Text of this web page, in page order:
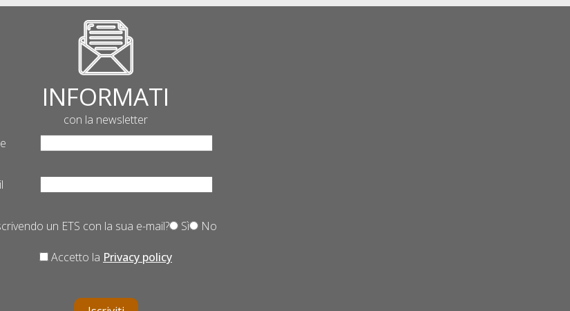
INFORMATI
con la newsletter
un ETS con la sua e-mail? Sì No
Accetto la Privacy policy